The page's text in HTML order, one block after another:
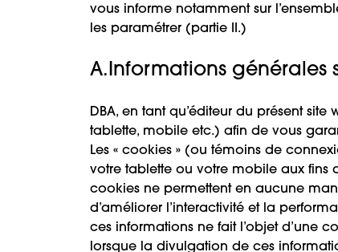
vous informe notamment sur
les paramétrer (partie II.)
A.Informations générales
DBA, en tant qu’éditeur du présent
tablette, mobile etc.) afin de vous
Les « cookies » (ou témoins de
votre tablette ou votre mobile aux fins
cookies ne permettent en aucune
d’améliorer l’interactivité et la
ces informations ne fait l’objet d’une
lorsque la divulgation de ces